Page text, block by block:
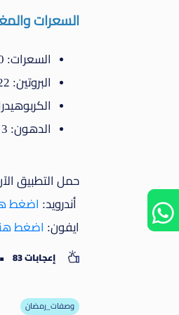
السعرات والمغذيات (لكل 100 جرام
السعرات: 120 كالوري
البروتين: 22 جرام
الكربوهيدرات:
الدهون: 3 حيث جرام
حمل التطبيق
أندرويد: اضغط
ايفون: اضغط
إعجابات 83
وصفات_رمضان